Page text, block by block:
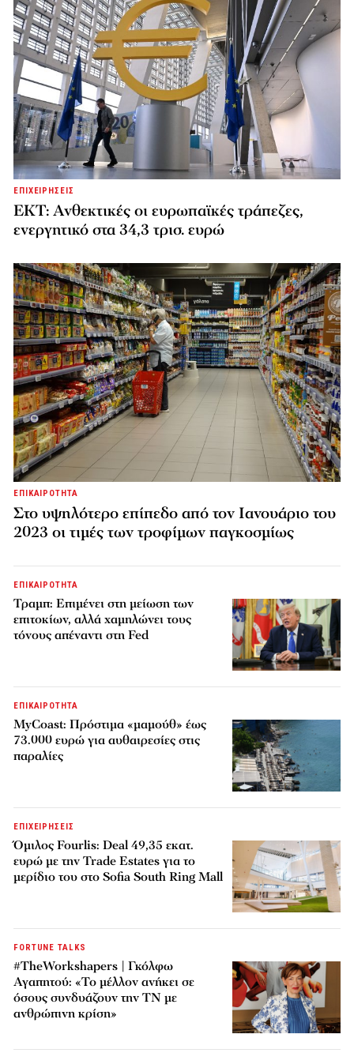
ΕΠΙΧΕΙΡΗΣΕΙΣ
ΕΚΤ: Ανθεκτικές οι ευρωπαϊκές τράπεζες,
ενεργητικό στα 34,3 τρισ. ευρώ
ΕΠΙΚΑΙΡΟΤΗΤΑ
Στο υψηλότερο επίπεδο από τον Ιανουάριο του
2023 οι τιμές των τροφίμων παγκοσμίως
ΕΠΙΚΑΙΡΟΤΗΤΑ
Τραμπ: Επιμένει στη μείωση των
επιτοκίων, αλλά χαμηλώνει τους
τόνους απέναντι στη Fed
ΕΠΙΚΑΙΡΟΤΗΤΑ
MyCoast: Πρόστιμα «μαμούθ» έως
73.000 ευρώ για αυθαιρεσίες στις
παραλίες
ΕΠΙΧΕΙΡΗΣΕΙΣ
Όμιλος Fourlis: Deal 49,35 εκατ.
ευρώ με την Trade Estates για το
μερίδιο του στο Sofia South Ring Mall
FORTUNE TALKS
#TheWorkshapers | Γκόλφω
Αγαπητού: «Το μέλλον ανήκει σε
όσους συνδυάζουν την ΤΝ με
ανθρώπινη κρίση»